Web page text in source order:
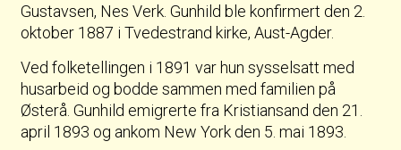
Gustavsen, Nes Verk. Gunhild ble konfirmert den 2.
oktober 1887 i Tvedestrand kirke, Aust-Agder.
Ved folketellingen i 1891 var hun sysselsatt med
husarbeid og bodde sammen med familien på
Østerå. Gunhild emigrerte fra Kristiansand den 21.
april 1893 og ankom New York den 5. mai 1893.